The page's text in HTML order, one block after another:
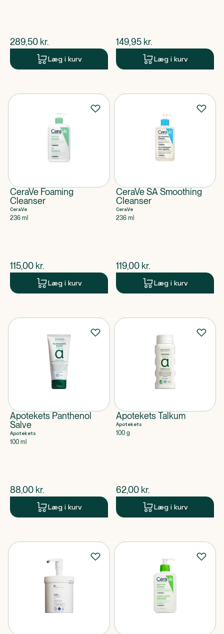
$nuværende pris
289,50 kr.
Læg i kurv
$nuværende pris
149,95 kr.
Læg i kurv
CeraVe Foaming
Cleanser
CeraVe
236 ml
$nuværende pris
115,00 kr.
Læg i kurv
CeraVe SA Smoothing
Cleanser
CeraVe
236 ml
$nuværende pris
119,00 kr.
Læg i kurv
Apotekets Panthenol
Salve
Apotekets
100 ml
$nuværende pris
88,00 kr.
Læg i kurv
Apotekets Talkum
Apotekets
100 g
$nuværende pris
62,00 kr.
Læg i kurv